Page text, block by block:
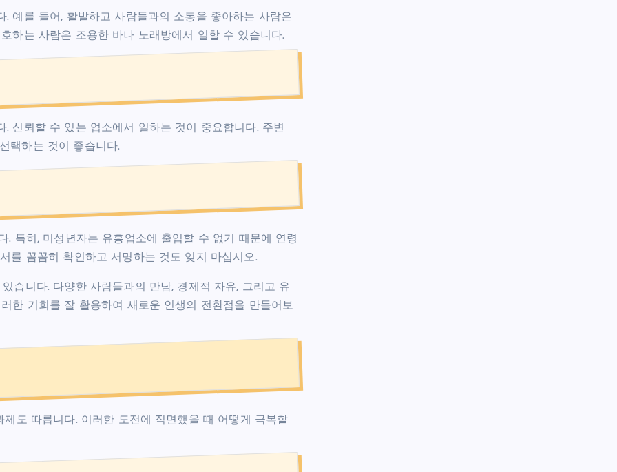
예를 들어, 활발하고 사람들과의 소통을 좋아하는 사람은
하는 사람은 조용한 바나 노래방에서 일할 수 있습니다.
신뢰할 수 있는 업소에서 일하는 것이 중요합니다. 주변
택하는 것이 좋습니다.
특히, 미성년자는 유흥업소에 출입할 수 없기 때문에 연령
를 꼼꼼히 확인하고 서명하는 것도 잊지 마십시오.
습니다. 다양한 사람들과의 만남, 경제적 자유, 그리고 유
한 기회를 잘 활용하여 새로운 인생의 전환점을 만들어보
도 따릅니다. 이러한 도전에 직면했을 때 어떻게 극복할